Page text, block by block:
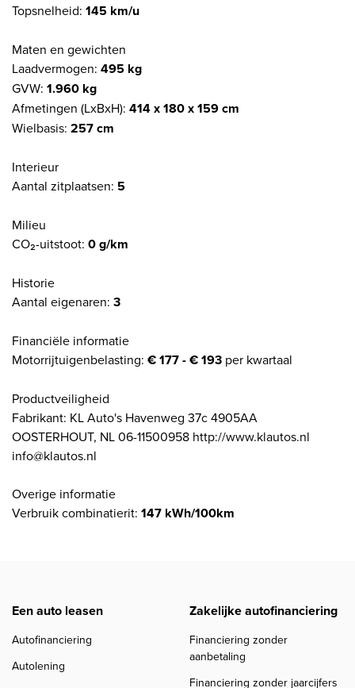
Topsnelheid: 145 km/u
Maten en gewichten
Laadvermogen: 495 kg
GVW: 1.960 kg
Afmetingen (LxBxH): 414 x 180 x 159 cm
Wielbasis: 257 cm
Interieur
Aantal zitplaatsen: 5
Milieu
CO₂-uitstoot: 0 g/km
Historie
Aantal eigenaren: 3
Financiële informatie
Motorrijtuigenbelasting: € 177 - € 193 per kwartaal
Productveiligheid
Fabrikant: KL Auto's Havenweg 37c 4905AA
OOSTERHOUT, NL 06-11500958 http://www.klautos.nl
info@klautos.nl
Overige informatie
Verbruik combinatierit: 147 kWh/100km
Een auto leasen
Autofinanciering
Autolening
Zakelijke autofinanciering
Financiering zonder
aanbetaling
Financiering zonder jaarcijfers